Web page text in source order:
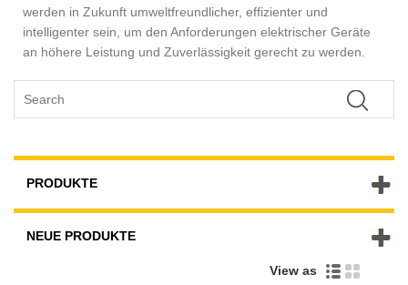
werden in Zukunft umweltfreundlicher, effizienter und
intelligenter sein, um den Anforderungen elektrischer Geräte
an höhere Leistung und Zuverlässigkeit gerecht zu werden.
PRODUKTE
NEUE PRODUKTE
View as